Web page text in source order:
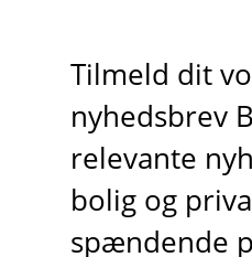
Tilmeld dit
nyhedsbrev
relevante
bolig og
spændende